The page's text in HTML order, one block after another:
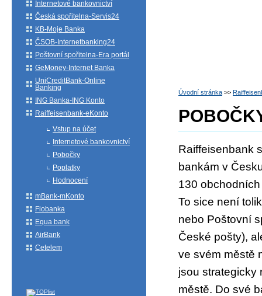
Úvodní stránka >>
Raiffeisenbank
bankám v
130
To sice není
nebo Poštovní
České pošty),
ve svém městě
jsou strategicky
městě. Do své
Internetové bankovnictví
Česká spořitelna-Servis24
KB-Moje Banka
ČSOB-Internetbanking24
Poštovní spořitelna-Era portál
GeMoney-Internet Banka
UniCreditBank-Online
Banking
ING Banka-ING Konto
Raiffeisenbank-eKonto
Vstup na účet
Internetové bankovnictví
Pobočky
Poplatky
Hodnocení
mBank-mKonto
Fiobanka
Equa bank
AirBank
Cetelem